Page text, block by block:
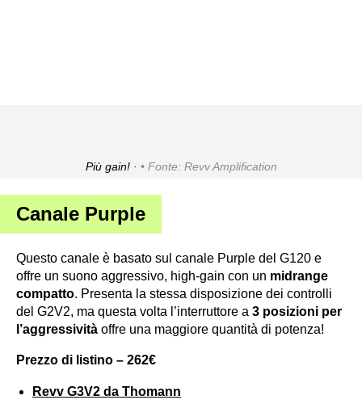
Più gain! · Fonte: Revv Amplification
Canale Purple
Questo canale è basato sul canale Purple del G120 e
offre un suono aggressivo, high-gain con un midrange
compatto. Presenta la stessa disposizione dei controlli
del G2V2, ma questa volta l’interruttore a 3 posizioni per
l’aggressività offre una maggiore quantità di potenza!
Prezzo di listino – 262€
Revv G3V2 da Thomann